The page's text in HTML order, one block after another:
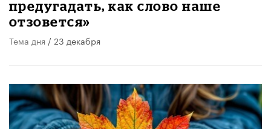
предугадать, как слово наше
отзовется»
Тема дня / 23 декабря